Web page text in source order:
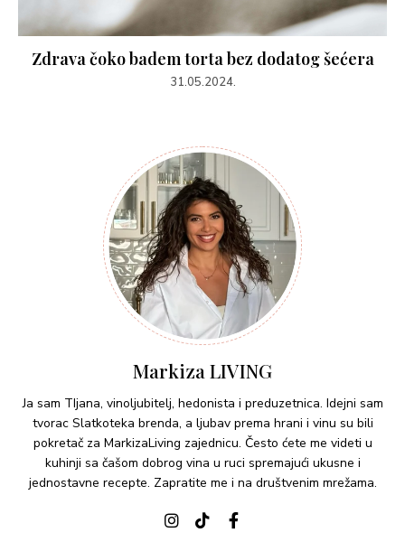
Zdrava čoko badem torta bez dodatog šećera
31.05.2024.
Markiza LIVING
Ja sam TIjana, vinoljubitelj, hedonista i preduzetnica. Idejni sam
tvorac Slatkoteka brenda, a ljubav prema hrani i vinu su bili
pokretač za MarkizaLiving zajednicu. Često ćete me videti u
kuhinji sa čašom dobrog vina u ruci spremajući ukusne i
jednostavne recepte. Zapratite me i na društvenim mrežama.